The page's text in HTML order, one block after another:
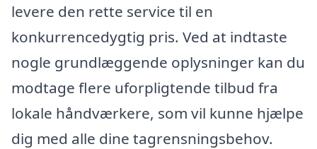
levere den rette service til en
konkurrencedygtig pris. Ved at indtaste
nogle grundlæggende oplysninger kan du
modtage flere uforpligtende tilbud fra
lokale håndværkere, som vil kunne hjælpe
dig med alle dine tagrensningsbehov.